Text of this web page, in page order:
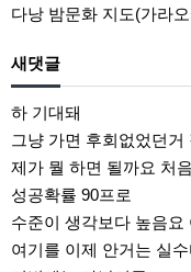
다낭 밤문화 지도(가라오케,마사지,
새댓글
하 기대돼
그냥 가면 후회없었던거
제가 뭘 하면 될까요 처
성공확률 90프로
수준이 생각보다 높음요
여기를 이제 안거는 실